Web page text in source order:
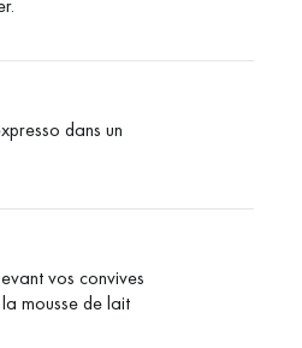
dans un
vos convives
mousse de lait